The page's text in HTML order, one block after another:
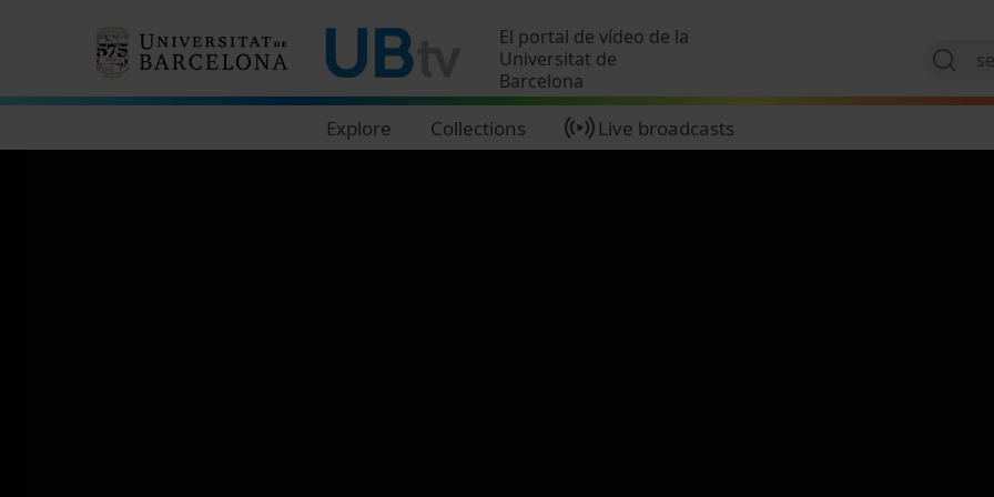
El portal de vídeo de la
Universitat de
Barcelona
Explore Collections Live broadcasts